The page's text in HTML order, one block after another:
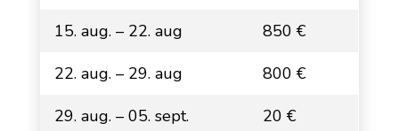
15. aug. – 22. aug
850 €
22. aug. – 29. aug
800 €
29. aug. – 05. sept.
20 €